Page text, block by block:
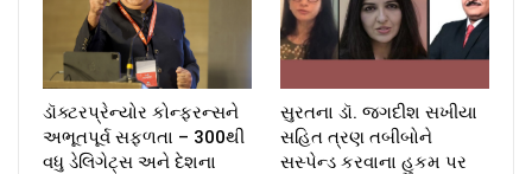
ડૉક્ટરપ્રેન્યોર કોન્ફરન્સને
અભૂતપૂર્વ સફળતા – 300થી
વધુ ડેલિગેટ્સ અને દેશના
સુરતના ડૉ. જગદીશ સખીયા
સહિત ત્રણ તબીબોને
સસ્પેન્ડ કરવાના હુકમ પર